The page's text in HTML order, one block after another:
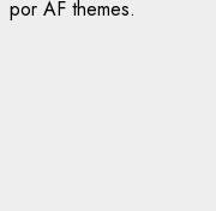
por AF themes.